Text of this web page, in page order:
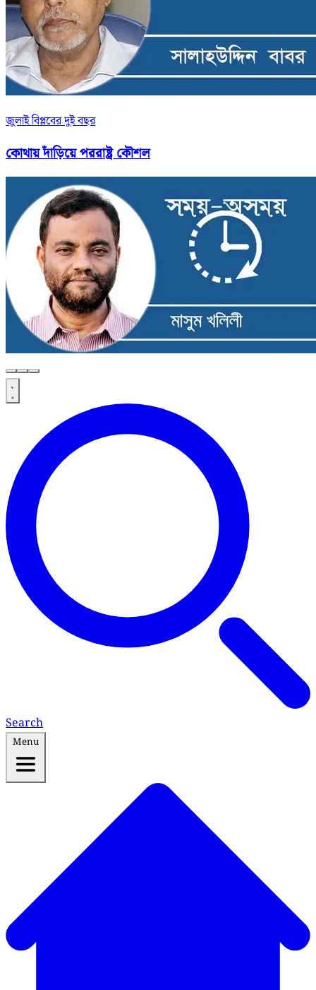
জুলাই বিপ্লবের দুই বছর
কোথায় দাঁড়িয়ে পররাষ্ট্র কৌশল
Search
Menu